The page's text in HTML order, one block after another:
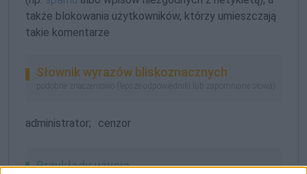
także blokowania użytkowników, którzy umieszczają
takie komentarze
Słownik wyrazów bliskoznacznych
podobne znaczeniowo (lepsze odpowiedniki lub zapomniane słowa)
administrator; cenzor
Przykłady użycia